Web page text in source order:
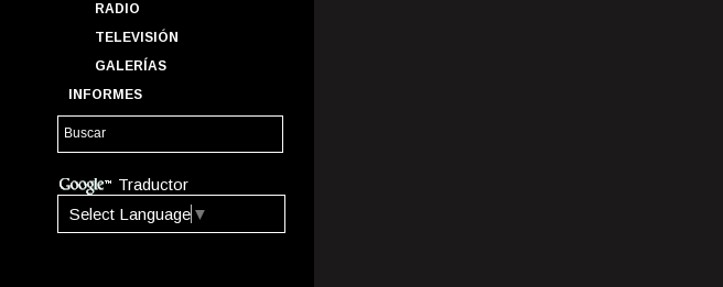
RADIO
TELEVISIÓN
GALERÍAS
INFORMES
Traductor
Select Language ▼